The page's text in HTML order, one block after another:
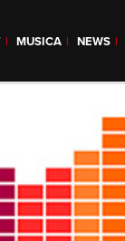
MUSICA NEWS